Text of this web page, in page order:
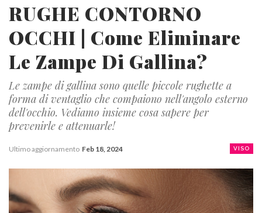
RUGHE CONTORNO
OCCHI | Come Eliminare
Le Zampe Di Gallina?
Le zampe di gallina sono quelle piccole rughette a
forma di ventaglio che compaiono nell'angolo esterno
dell'occhio. Vediamo insieme cosa sapere per
prevenirle e attenuarle!
VISO
Ultimo aggiornamento Feb 18, 2024